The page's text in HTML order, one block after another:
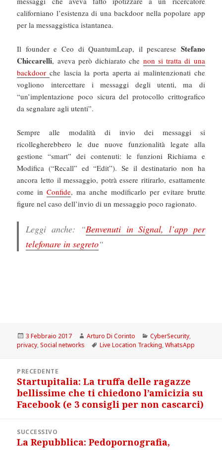
californiano l’esistenza di una backdoor nella popolare app
per la messaggistica istantanea.
Il founder e Ceo di QuantumLeap, il pescarese Stefano
Chiccarelli, aveva però dichiarato che non si tratta di una
backdoorche lascia la porta aperta ai malintenzionati che
vogliono intercettare i messaggi degli utenti, ma di
“un’implentazione poco sicura del protocollo crittografico
da segnalare agli utenti”.
Sempre alle modalità di invio dei messaggi si
ricollegherebbero le due nuove funzionalità legate alla
gestione “smart” dei contenuti: le funzioni Richiama e
Modifica (“Recall” ed “Edit”). Se il destinatario non ha
ancora letto il messaggio, potrà essere ritirarlo, esattamente
come inConfide, ma anche modificarlo per evitare brutte
figure nel caso dell’invio di un messaggio poco ragionato.
Leggi anche: “Benvenuti in Signal, l’app per
telefonare in segreto“
Scritto
il
3 Febbraio 2017 Autore
Arturo Di Corinto Categorie
CyberSecurity,
privacy,Social networks Tag
Live Location Tracking,WhatsApp
articoliPRECEDENTE
Articolo
precedente:
Startupitalia: La truffa delle ragazze
bellissime che ti chiedono l’amicizia su
Facebook (e 3 consigli per non cascarci)
SUCCESSIVO
Articolo
La Repubblica: Pedopornografia,